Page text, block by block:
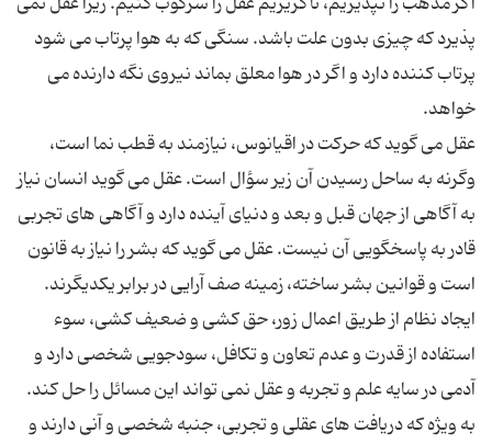
پذیرد که چیزی بدون علت باشد. سنگی که به هوا پرتاب می شود
پرتاب کننده دارد و اگر در هوا معلق بماند نیروی نگه دارنده می
عقل می گوید که حرکت در اقیانوس، نیازمند به قطب نما است،
وگرنه به ساحل رسیدن آن زیر سؤال است. عقل می گوید انسان نیاز
به آگاهی از جهان قبل و بعد و دنیای آینده دارد و آگاهی های تجربی
قادر به پاسخگویی آن نیست. عقل می گوید که بشر را نیاز به قانون
ایجاد نظام از طریق اعمال زور، حق کشی و ضعیف کشی، سوء
استفاده از قدرت و عدم تعاون و تکافل، سودجویی شخصی دارد و
آدمی در سایه علم و تجربه و عقل نمی تواند این مسائل را حل کند.
به ویژه که دریافت های عقلی و تجربی، جنبه شخصی و آنی دارند و